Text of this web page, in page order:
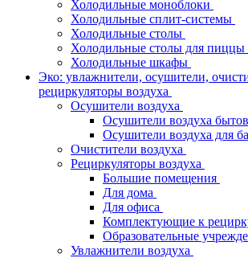
Холодильные моноблоки
Холодильные сплит-системы
Холодильные столы
Холодильные столы для пиццы
Холодильные шкафы
Эко: увлажнители, осушители,
рециркуляторы воздуха
Осушители воздуха
Осушители воздуха
Осушители воздуха для
Очистители воздуха
Рециркуляторы воздуха
Большие помещения
Для дома
Для офиса
Комплектующие к
Образовательные
Увлажнители воздуха